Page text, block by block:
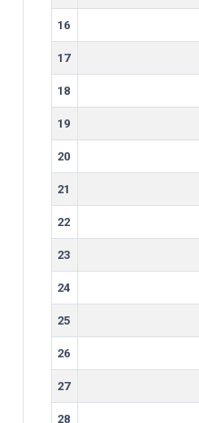
16
17
18
19
20
21
22
23
24
25
26
27
28